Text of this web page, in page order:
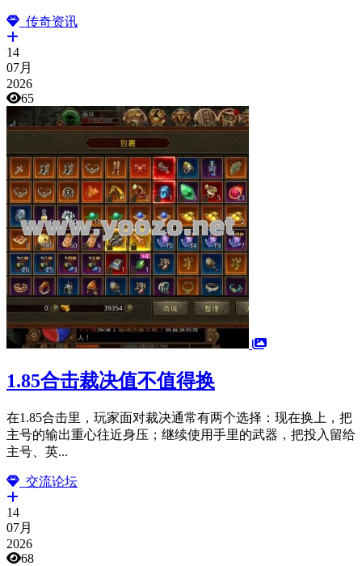
传奇资讯
14
07月
2026
65
1.85合击裁决值不值得换
在1.85合击里，玩家面对裁决通常有两个选择：现在换上，把
主号的输出重心往近身压；继续使用手里的武器，把投入留给
主号、英...
交流论坛
14
07月
2026
68